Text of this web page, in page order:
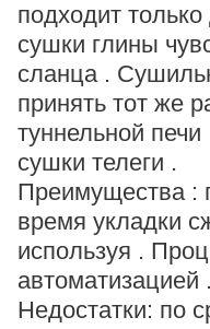
подходит
сушки глины
сланца .
принять тот же
туннельной
сушки телеги .
Преимущества :
время укладки
используя .
автоматизацией
Недостатки: по